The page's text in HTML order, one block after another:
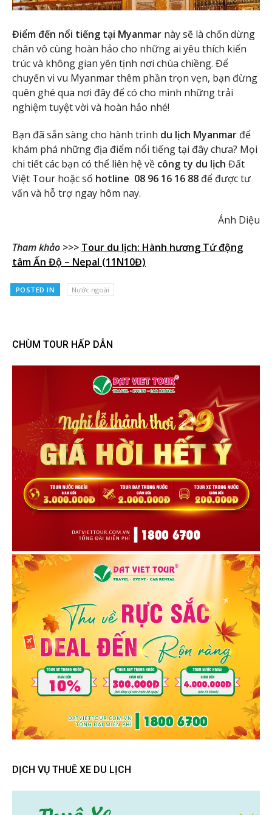
Điểm đến nổi tiếng tại Myanmar này sẽ là chốn dừng
chân vô cùng hoàn hảo cho những ai yêu thích kiến
trúc và không gian yên tịnh nơi chùa chiềng. Để
chuyến vi vu Myanmar thêm phần trọn vẹn, bạn đừng
quên ghé qua nơi đây để có cho mình những trải
nghiệm tuyệt vời và hoàn hảo nhé!
Bạn đã sẵn sàng cho hành trình du lịch Myanmar để
khám phá những địa điểm nổi tiếng tại đây chưa? Mọi
chi tiết các bạn có thể liên hệ về công ty du lịch Đất
Việt Tour hoặc số hotline 08 96 16 16 88 để được tư
vấn và hỗ trợ ngay hôm nay.
Ánh Diệu
Tham khảo >>> Tour du lịch: Hành hương Tứ động
tâm Ấn Độ – Nepal (11N10Đ)
POSTED IN Nước ngoài
CHÙM TOUR HẤP DẪN
DỊCH VỤ THUÊ XE DU LỊCH